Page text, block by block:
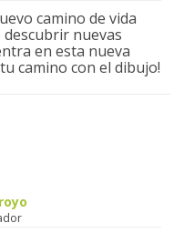
camino de vida
nuevas
en esta nueva
camino con el dibujo!